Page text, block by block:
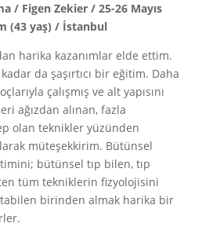
/ Figen Zekier / 25-26 Mayıs
(43 yaş) / İstanbul
harika kazanımlar elde ettim.
da şaşırtıcı bir eğitim. Daha
çalışmış ve alt yapısını
ağızdan alınan, fazla
olan teknikler yüzünden
müteşekkirim. Bütünsel
bütünsel tıp bilen, tıp
tüm tekniklerin fizyolojisini
birinden almak harika bir